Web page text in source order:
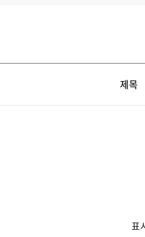
제목
표